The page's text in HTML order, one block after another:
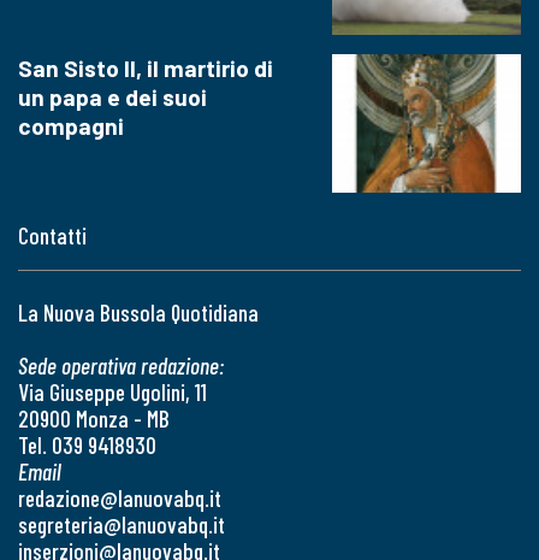
Contatti
La Nuova Bussola Quotidiana
Sede operativa redazione:
Via Giuseppe Ugolini, 11
20900 Monza - MB
Tel. 039 9418930
Email
redazione@lanuovabq.it
segreteria@lanuovabq.it
inserzioni@lanuovabq.it
San Sisto II, il martirio di
un papa e dei suoi
compagni